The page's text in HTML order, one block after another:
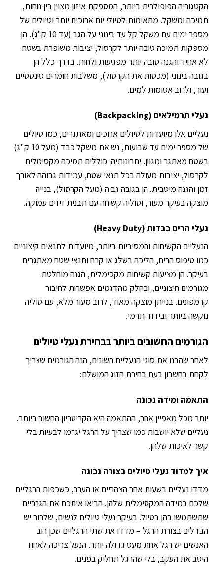
הקטגוריה הפופולרית ביותר, המספקת איזון מצוין בין נוחות,
תמיכה ומשקל. מתאימות לטיולי יום ארוכים יותר וטיולים של
מספר ימים עם משקל קל עד בינוני על הגב (עד 10 ק"ג). הן
מספקות תמיכה טובה יותר לקרסול, יציבות משופרת בשטח
לא אחיד והגנה טובה יותר מפגיעות ולחות. בדרך כלל הן
בגובה בינוני (מכסות את הקרסול), משלבות חומרים סינטטיים
ועור, ולרוב אטומות למים.
נעלי תרמילאים (Backpacking)
נעליים אלו מיועדות לטיולים ארוכים ומאתגרים, כמו טיולים
של מספר ימים עד שבועות, נשיאת משקל כבד (מעל 10 ק"ג)
בשטח מאתגר ומגוון. יתרונותיהן כוללים תמיכה מקסימלית
לקרסול, יציבות מעולה בכל תנאי שטח, עמידות גבוהה לאורך
זמן והגנה מיטבית. הן בגובה גבוה (מעל הקרסול), בנייה
מוצקה בעיקר מעור, וסוליה קשיחה עם תבנית זיזים עמוקה.
נעלי הרים כבדות (Heavy Duty)
הנעליים הקשיחות והמסיביות ביותר, מיועדות לתנאים קיצוניים
כמו טיפוס הרים, הליכה בשלג או קרח ותנאי שטח מאתגרים
בעיקר. הן מציעות קשיחות מקסימלית, הגנה מוחלטת
מגורמים חיצוניים, ובחלק מהדגמים אפשרות לחיבור
קרמפונים. בנייתן מוצקה מאוד, לרוב מעור מלא, עם סוליה
נוקשה ביותר ובידוד תרמי.
הגורמים החשובים ביותר בבחירת נעלי טיולים
לאחר שהבנו את סוגי הנעליים השונים, הנה הגורמים שצריך
לקחת בחשבון בעת בחירת הזוג המושלם:
התאמה ומידה נכונה
יותר מכל מאפיין אחר, ההתאמה היא הקריטריון החשוב ביותר.
נעליים שלא יושבות כמו שצריך על הרגל יגרמו לבעיות בלי
קשר לאיכות שלהן.
איך למדוד נעלי טיולים בצורה נכונה
מדדו נעליים בשעות אחר הצהריים או הערב, כשכפות הרגליים
שלכם במידה המקסימלית שלהן. הביאו איתכם את הגרביים
שתשתמשו בהן בטיול. בעיקר נעלי טיולים לנשים, שלרוב יש
הבדלים בצורת הרגל – מדדו את שתי הרגליים שכן רוב
האנשים יש רגל אחת מעט גדולה יותר. הנעל צריכה לאחוז
היטב את העקב, בלי שהרגל תחליק בפנים.